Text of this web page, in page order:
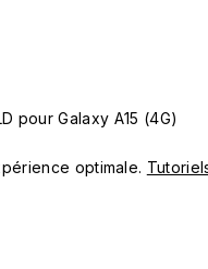
pour Galaxy A15 (4G)
optimale.